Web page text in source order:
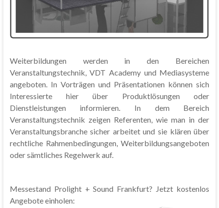
Weiterbildungen werden in den Bereichen
Veranstaltungstechnik, VDT Academy und Mediasysteme
angeboten. In Vorträgen und Präsentationen können sich
Interessierte hier über Produktlösungen oder
Dienstleistungen informieren. In dem Bereich
Veranstaltungstechnik zeigen Referenten, wie man in der
Veranstaltungsbranche sicher arbeitet und sie klären über
rechtliche Rahmenbedingungen, Weiterbildungsangeboten
oder sämtliches Regelwerk auf.
Messestand Prolight + Sound Frankfurt? Jetzt kostenlos
Angebote einholen: